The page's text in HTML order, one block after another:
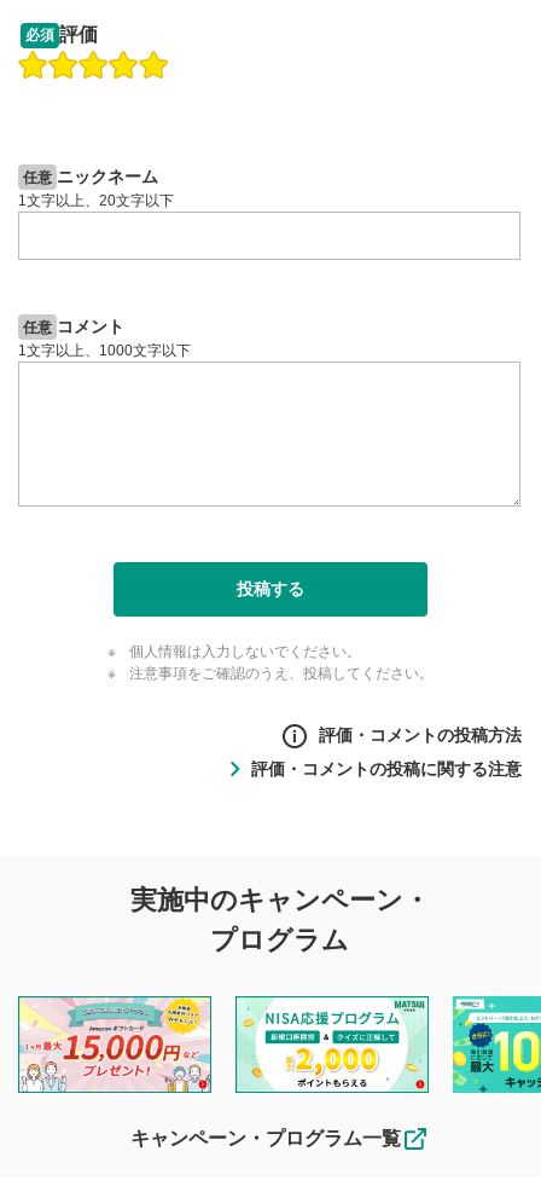
操作説明動画
必須 評価
任意 ニックネーム
1文字以上、20文字以下
任意 コメント
1文字以上、1000文字以下
投稿する
個人情報は入力しないでください。
注意事項をご確認のうえ、投稿してください。
評価・コメントの投稿方法
評価・コメントの投稿に関する注意
投稿に関する注意
を目的として、各動画コンテンツに、評価およびコメントの
投稿ができます。利用者は以下の注意事項をご理解のうえ、
閲覧および投稿を行うものとしてください。
他の利用者が動画を視聴される際の参考になるコメントをお
待ちしております。
なお、投稿をもって、本注意事項に同意されたものとみなし
実施中のキャンペーン・
プログラム
キャンペーン・プログラム一覧